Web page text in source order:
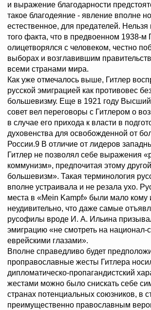
и выражение благодарности
такое благодеяние - явление вполне
естественное, для предателей. Нельзя
того факта, что в предвоенном 1938-м
олицетворялся с человеком, честно
выборах и возглавившим
всеми странами мира.
Как уже отмечалось выше, Гитлер
русской эмиграцией как противовес
большевизму. Еще в 1921 году
совет вел переговоры с Гитлером о
в случае его прихода к власти в
духовенства для освобожденной от
России.9 В отличие от лидеров
Гитлер не позволял себе выражения
коммунизм», предпочитая этому
большевизм». Такая терминология
вполне устраивала и не резала ухо.
места в «Mein Kampf» были мало кому
неудивительно, что даже самые
русофилы вроде И. А. Ильина
эмиграцию «не смотреть на национал-
еврейскими глазами».
Вполне справедливо будет
проправославные жесты Гитлера
дипломатическо-пропагандистский
жестами можно было снискать себе
странах потенциальных союзников, в
преимущественно православным